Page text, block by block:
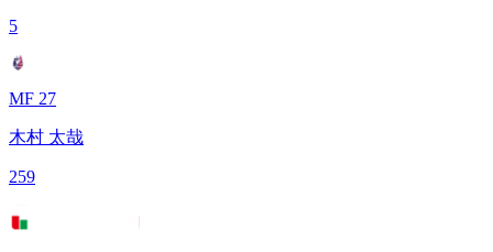
5
MF 27
木村 太哉
259